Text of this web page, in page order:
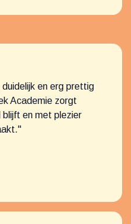
en erg prettig
Academie zorgt
en met plezier